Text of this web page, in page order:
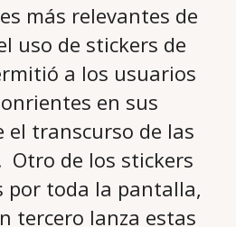
más relevantes de
uso de stickers de
a los usuarios
en sus
transcurso de las
Otro de los stickers
por toda la pantalla,
tercero lanza estas